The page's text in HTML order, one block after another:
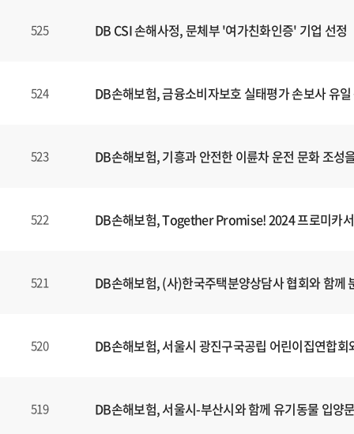
525 DB CSI 손해사정, 문체부 '여가친화인증' 기업 선정
524 DB손해보험, 금융소비자보호 실태평가 손보사 유
523 DB손해보험, 기흥과 안전한 이륜차 운전 문화 조성
522 DB손해보험, Together Promise! 2024 프로미카
521 DB손해보험, (사)한국주택분양상담사 협회와 함께
520 DB손해보험, 서울시 광진구국공립 어린이집연합
519 DB손해보험, 서울시-부산시와 함께 유기동물 입양